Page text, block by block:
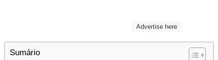
Advertise here
Sumário